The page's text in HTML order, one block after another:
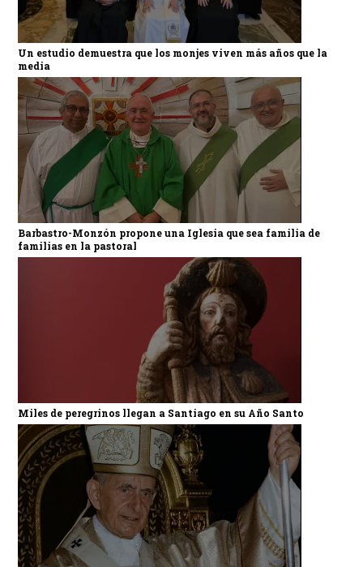
Un estudio demuestra que los monjes viven más años que la
media
Barbastro-Monzón propone una Iglesia que sea familia de
familias en la pastoral
Miles de peregrinos llegan a Santiago en su Año Santo